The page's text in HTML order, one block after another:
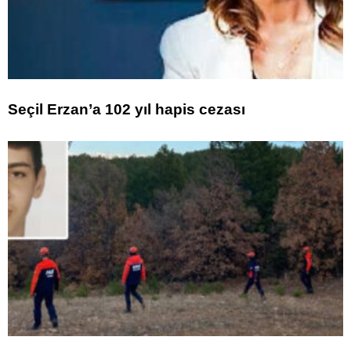
Seçil Erzan’a 102 yıl hapis cezası